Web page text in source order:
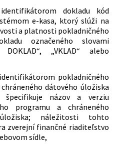
dokladu kód
e-kasa, ktorý slúži na
a platnosti pokladničného
označeného slovami
DOKLAD“, „VKLAD“ alebo
pokladničného
dátového úložiska
špecifikuje názov a verziu
programu a chráneného
náležitosti tohto
zverejní finančné riaditeľstvo
sídle,